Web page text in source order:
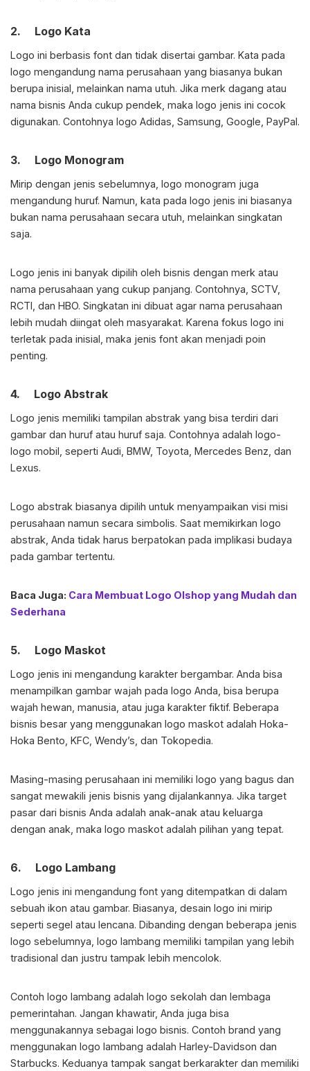
2. Logo Kata
Logo ini berbasis font dan tidak disertai gambar. Kata pada
logo mengandung nama perusahaan yang biasanya bukan
berupa inisial, melainkan nama utuh. Jika merk dagang atau
nama bisnis Anda cukup pendek, maka logo jenis ini cocok
digunakan. Contohnya logo Adidas, Samsung, Google, PayPal.
3. Logo Monogram
Mirip dengan jenis sebelumnya, logo monogram juga
mengandung huruf. Namun, kata pada logo jenis ini biasanya
bukan nama perusahaan secara utuh, melainkan singkatan
saja.
Logo jenis ini banyak dipilih oleh bisnis dengan merk atau
nama perusahaan yang cukup panjang. Contohnya, SCTV,
RCTI, dan HBO. Singkatan ini dibuat agar nama perusahaan
lebih mudah diingat oleh masyarakat. Karena fokus logo ini
terletak pada inisial, maka jenis font akan menjadi poin
penting.
4. Logo Abstrak
Logo jenis memiliki tampilan abstrak yang bisa terdiri dari
gambar dan huruf atau huruf saja. Contohnya adalah logo-
logo mobil, seperti Audi, BMW, Toyota, Mercedes Benz, dan
Lexus.
Logo abstrak biasanya dipilih untuk menyampaikan visi misi
perusahaan namun secara simbolis. Saat memikirkan logo
abstrak, Anda tidak harus berpatokan pada implikasi budaya
pada gambar tertentu.
Baca Juga: Cara Membuat Logo Olshop yang Mudah dan
Sederhana
5. Logo Maskot
Logo jenis ini mengandung karakter bergambar. Anda bisa
menampilkan gambar wajah pada logo Anda, bisa berupa
wajah hewan, manusia, atau juga karakter fiktif. Beberapa
bisnis besar yang menggunakan logo maskot adalah Hoka-
Hoka Bento, KFC, Wendy’s, dan Tokopedia.
Masing-masing perusahaan ini memiliki logo yang bagus dan
sangat mewakili jenis bisnis yang dijalankannya. Jika target
pasar dari bisnis Anda adalah anak-anak atau keluarga
dengan anak, maka logo maskot adalah pilihan yang tepat.
6. Logo Lambang
Logo jenis ini mengandung font yang ditempatkan di dalam
sebuah ikon atau gambar. Biasanya, desain logo ini mirip
seperti segel atau lencana. Dibanding dengan beberapa jenis
logo sebelumnya, logo lambang memiliki tampilan yang lebih
tradisional dan justru tampak lebih mencolok.
Contoh logo lambang adalah logo sekolah dan lembaga
pemerintahan. Jangan khawatir, Anda juga bisa
menggunakannya sebagai logo bisnis. Contoh brand yang
menggunakan logo lambang adalah Harley-Davidson dan
Starbucks. Keduanya tampak sangat berkarakter dan memiliki